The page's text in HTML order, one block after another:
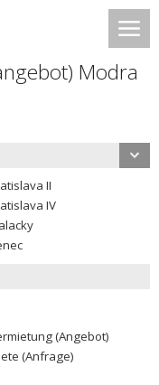
Modra
II
IV
(Angebot)
(Anfrage)